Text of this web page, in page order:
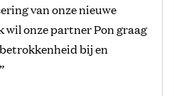
van onze nieuwe
wil onze partner Pon graag
bij en